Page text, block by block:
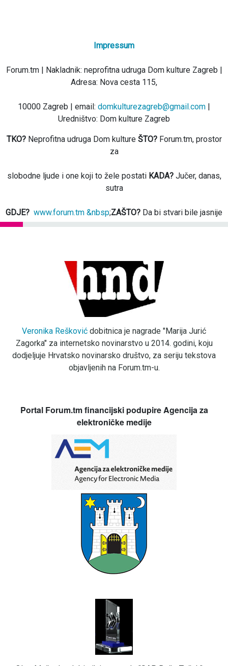
Impressum
Forum.tm | Nakladnik: neprofitna udruga Dom kulture Zagreb |
Adresa: Nova cesta 115,
10000 Zagreb | email: domkulturezagreb@gmail.com
Uredništvo: Dom kulture Zagreb
TKO?Neprofitna udruga Dom kulture ŠTO?Forum.tm, prostor
za
slobodne ljude i one koji to žele postati KADA?Jučer, danas,
sutra
GDJE? www.forum.tm &nbsp;ZAŠTO? Da bi stvari bile jasnije
Veronika Rešković dobitnica je nagrade "Marija Jurić
Zagorka" za internetsko novinarstvo u 2014. godini, koju
dodjeljuje Hrvatsko novinarsko društvo, za seriju tekstova
objavljenih na Forum.tm-u.
Portal Forum.tm financijski podupire Agencija za
elektroničke medije